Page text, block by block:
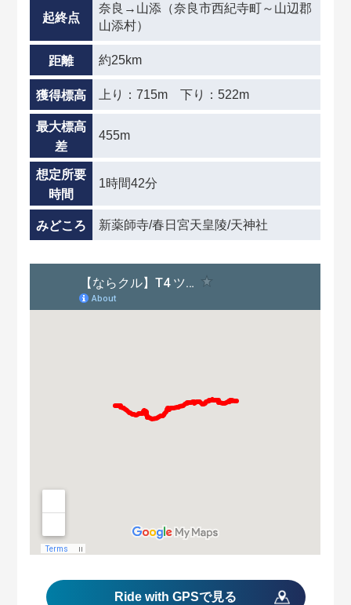
起終点
奈良→山添（奈良市西紀寺町～山辺郡
山添村）
距離 約25km
獲得標高 上り：715m 下り：522m
最大標高
差
455m
想定所要
時間
1時間42分
みどころ 新薬師寺/春日宮天皇陵/天神社
Ride with GPSで見る